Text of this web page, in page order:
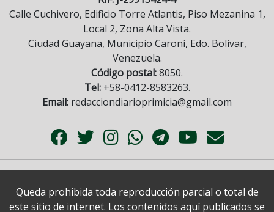
Calle Cuchivero, Edificio Torre Atlantis, Piso Mezanina 1,
Local 2, Zona Alta Vista.
Ciudad Guayana, Municipio Caroní, Edo. Bolívar,
Venezuela.
Código postal:8050.
Tel:+58-0412-8583263.
Email: redacciondiarioprimicia@gmail.com
Queda prohibida toda reproducción parcial o total de
este sitio de internet. Los contenidos aquí publicados se